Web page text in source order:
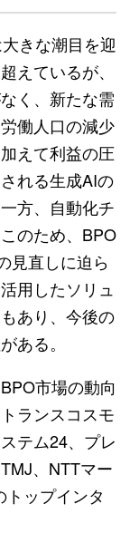
きな潮目を迎
えているが、
く、新たな需
働人口の減少
えて利益の圧
れる生成AIの
方、自動化チ
のため、BPO
見直しに迫ら
用したソリュ
あり、今後の
ある。
市場の動向
ランスコスモ
テム24、プレ
、NTTマー
ップインタ